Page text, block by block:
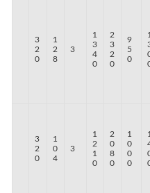
3
2
0
1
2
8
3
1
3
4
0
2
3
2
0
9
5
0
1
3
2
0
1
0
4
3
1
2
1
0
2
0
8
0
1
0
0
0
1